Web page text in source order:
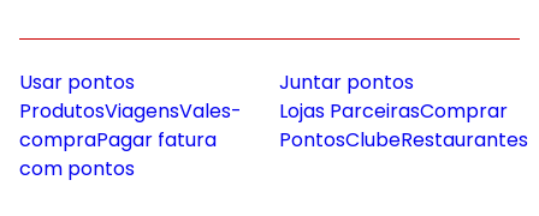
Usar pontos
ProdutosViagensVales-
compraPagar fatura
com pontos
Juntar pontos
Lojas ParceirasComprar
PontosClubeRestaurantes